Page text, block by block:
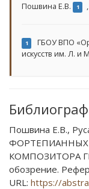
Пошвина Е.В. 1
1
ГБОУ ВПО
искусств им. Л. и
Пошвина Е.В.,
КОМПОЗИТОРА
обозрение.
URL: https://